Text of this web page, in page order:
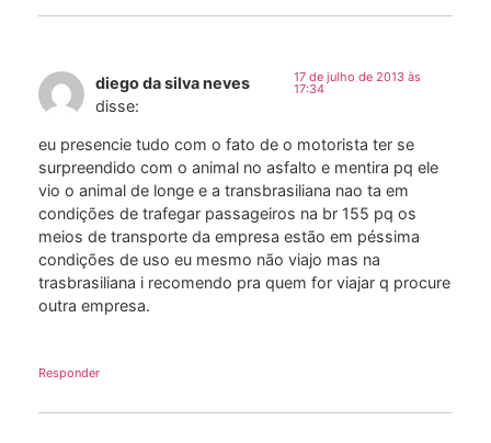
diego da silva neves
disse:
17 de julho de 2013 às
17:34
eu presencie tudo com o fato de o motorista ter se
surpreendido com o animal no asfalto e mentira pq ele
vio o animal de longe e a transbrasiliana nao ta em
condições de trafegar passageiros na br 155 pq os
meios de transporte da empresa estão em péssima
condições de uso eu mesmo não viajo mas na
trasbrasiliana i recomendo pra quem for viajar q procure
outra empresa.
Responder